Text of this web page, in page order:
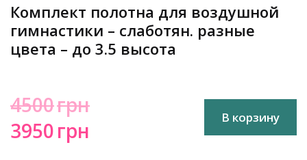
Комплект полотна для воздушной
гимнастики – слаботян. разные
цвета – до 3.5 высота
4500грн
Первоначальная
3950грн В корзину